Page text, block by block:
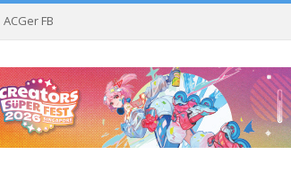
ACGer FB